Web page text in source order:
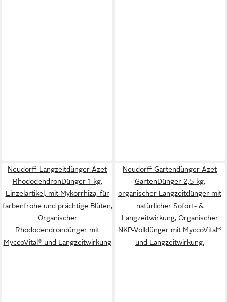
Neudorff Langzeitdünger Azet
RhododendronDünger 1 kg,
Einzelartikel, mit Mykorrhiza, für
farbenfrohe und prächtige Blüten,
Organischer
Rhododendrondünger mit
MyccoVital® und Langzeitwirkung
Neudorff Gartendünger Azet
GartenDünger 2,5 kg,
organischer Langzeitdünger mit
natürlicher Sofort- &
Langzeitwirkung, Organischer
NKP-Volldünger mit MyccoVital®
und Langzeitwirkung.